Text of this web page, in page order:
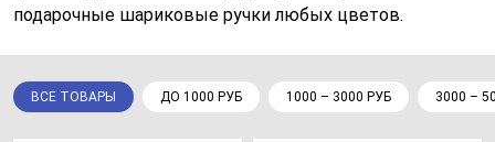
подарочные шариковые ручки любых цветов.
ВСЕ ТОВАРЫ ДО 1000 РУБ 1000 – 3000 РУБ 3000 –